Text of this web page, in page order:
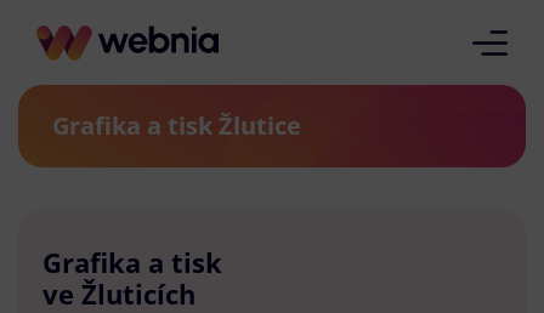
Grafika a tisk Žlutice
Grafika a tisk
ve Žluticích